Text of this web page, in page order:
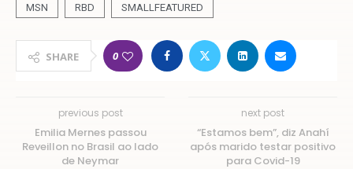
MSN RBD SMALLFEATURED
SHARE 0
previous post
Emilia Mernes passou
Reveillon no Brasil ao lado
de Neymar
next post
“Estamos bem”, diz Anahí
após marido testar positivo
para Covid-19